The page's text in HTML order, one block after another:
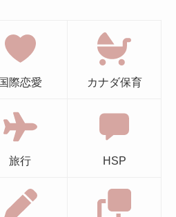
際恋愛 カナダ保育
旅行 HSP